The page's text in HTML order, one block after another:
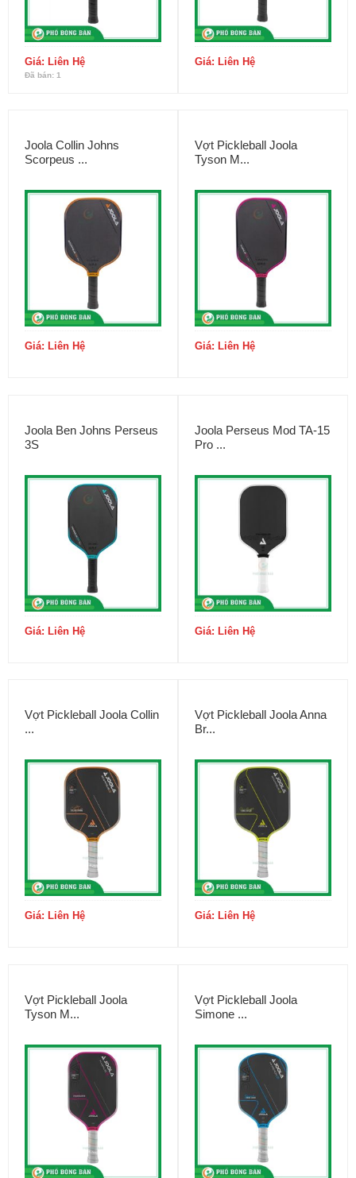
Giá: Liên Hệ
Đã bán: 1
Giá: Liên Hệ
Joola Collin Johns
Scorpeus ...
Giá: Liên Hệ
Vợt Pickleball Joola
Tyson M...
Giá: Liên Hệ
Joola Ben Johns Perseus
3S
Giá: Liên Hệ
Joola Perseus Mod TA-15
Pro ...
Giá: Liên Hệ
Vợt Pickleball Joola Collin
...
Giá: Liên Hệ
Vợt Pickleball Joola Anna
Br...
Giá: Liên Hệ
Vợt Pickleball Joola
Tyson M...
Vợt Pickleball Joola
Simone ...